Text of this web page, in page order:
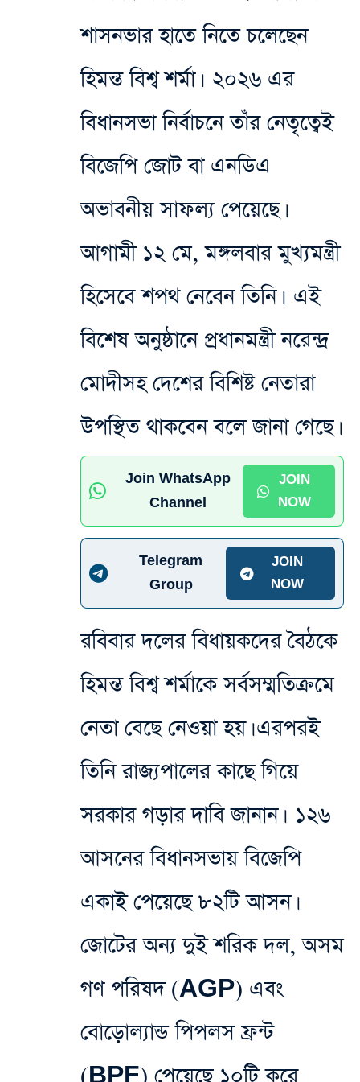
শাসনভার হাতে নিতে চলেছেন
হিমন্ত বিশ্ব শর্মা। ২০২৬ এর
বিধানসভা নির্বাচনে তাঁর নেতৃত্বেই
বিজেপি জোট বা এনডিএ
অভাবনীয় সাফল্য পেয়েছে।
আগামী ১২ মে, মঙ্গলবার মুখ্যমন্ত্রী
হিসেবে শপথ নেবেন তিনি। এই
বিশেষ অনুষ্ঠানে প্রধানমন্ত্রী নরেন্দ্র
মোদীসহ দেশের বিশিষ্ট নেতারা
উপস্থিত থাকবেন বলে জানা গেছে।
Join WhatsApp
Channel
JOIN
NOW
Telegram
Group
JOIN
NOW
রবিবার দলের বিধায়কদের বৈঠকে
হিমন্ত বিশ্ব শর্মাকে সর্বসম্মতিক্রমে
নেতা বেছে নেওয়া হয়। এরপরই
তিনি রাজ্যপালের কাছে গিয়ে
সরকার গড়ার দাবি জানান। ১২৬
আসনের বিধানসভায় বিজেপি
একাই পেয়েছে ৮২টি আসন।
জোটের অন্য দুই শরিক দল, অসম
গণ পরিষদ (AGP) এবং
বোড়োল্যান্ড পিপলস ফ্রন্ট
(BPF) পেয়েছে ১০টি করে